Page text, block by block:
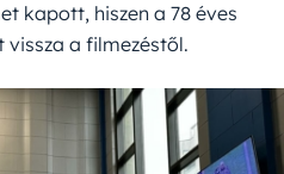
kapott, hiszen a 78 éves
vissza a filmezéstől.